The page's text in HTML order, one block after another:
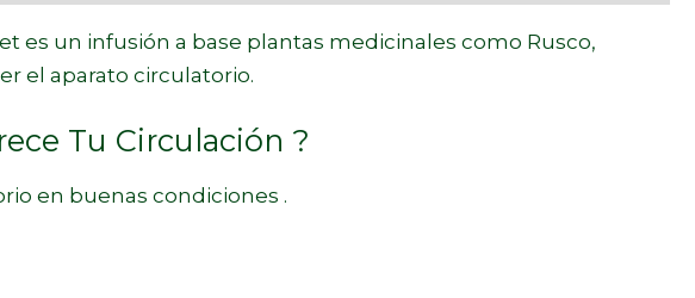
es un infusión a base plantas medicinales como Rusco,
el aparato circulatorio.
Tu Circulación ?
en buenas condiciones .